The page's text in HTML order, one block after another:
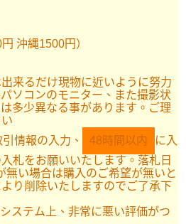
沖縄1500円）
来るだけ現物に近いように努力
ソコンのモニター、また撮影状
多少異なる事があります。ご理
情報の入力、
48時間以内
に入
札をお願いいたします。落札日
無い場合は購入のご希望が無いと
り削除いたしますのでご了承下
ステム上、非常に悪い評価がつ